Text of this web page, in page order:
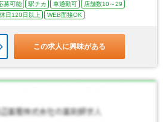
募可能 駅チカ 車通勤可
店舗数10～29
日120日以上 WEB面接OK
この求人に興味がある